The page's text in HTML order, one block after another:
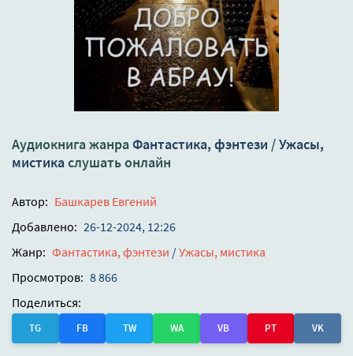
Аудиокнига жанра Фантастика, фэнтези /Ужасы,
мистикаслушать онлайн
Автор: Башкарев Евгений
Добавлено: 26-12-2024, 12:26
Жанр: Фантастика, фэнтези /Ужасы, мистика
Просмотров: 8 866
Поделиться:
TG FB TW WA VB PT VK